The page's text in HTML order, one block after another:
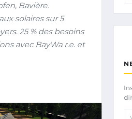
Bavière.
solaires sur 5
25 % des besoins
avec BayWa r.e. et